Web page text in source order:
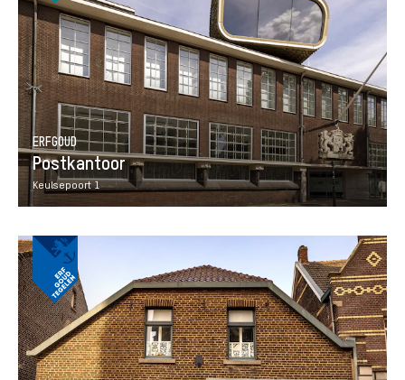
ERFGOUD
Postkantoor
Keulsepoort 1